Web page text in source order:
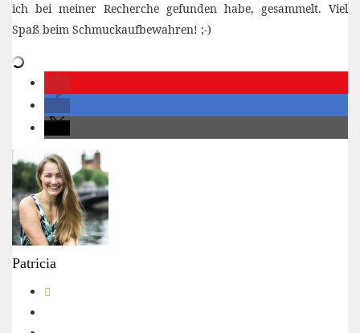
ich bei meiner Recherche gefunden habe, gesammelt. Viel
Spaß beim Schmuckaufbewahren! ;-)
Patricia